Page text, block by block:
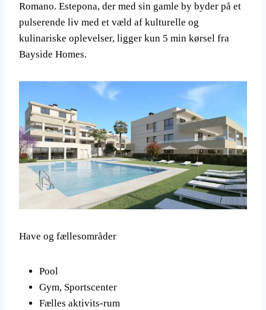
Romano. Estepona, der med sin gamle by byder på et
pulserende liv med et væld af kulturelle og
kulinariske oplevelser, ligger kun 5 min kørsel fra
Bayside Homes.
Have og fællesområder
Pool
Gym, Sportscenter
Fælles aktivits-rum